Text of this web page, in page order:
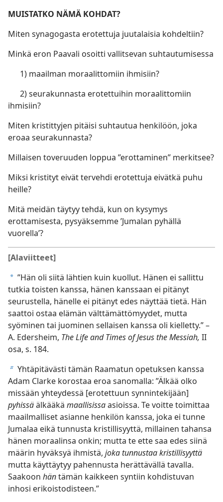
MUISTATKO NÄMÄ KOHDAT?
Miten synagogasta erotettuja juutalaisia kohdeltiin?
Minkä eron Paavali osoitti vallitsevan suhtautumisessa
1) maailman moraalittomiin ihmisiin?
2) seurakunnasta erotettuihin moraalittomiin
ihmisiin?
Miten kristittyjen pitäisi suhtautua henkilöön, joka
eroaa seurakunnasta?
Millaisen toveruuden loppua ”erottaminen” merkitsee?
Miksi kristityt eivät tervehdi erotettuja eivätkä puhu
heille?
Mitä meidän täytyy tehdä, kun on kysymys
erottamisesta, pysyäksemme ’Jumalan pyhällä
vuorella’?
[Alaviitteet]
a ”Hän oli siitä lähtien kuin kuollut. Hänen ei sallittu
tutkia toisten kanssa, hänen kanssaan ei pitänyt
seurustella, hänelle ei pitänyt edes näyttää tietä. Hän
saattoi ostaa elämän välttämättömyydet, mutta
syöminen tai juominen sellaisen kanssa oli kielletty.” –
A. Edersheim, The Life and Times of Jesus the Messiah, II
osa, s. 184.
b Yhtäpitävästi tämän Raamatun opetuksen kanssa
Adam Clarke korostaa eroa sanomalla: ”Älkää olko
missään yhteydessä [erotettuun synnintekijään]
pyhissäälkääkä maallisissaasioissa. Te voitte toimittaa
maailmalliset asianne henkilön kanssa, joka ei tunne
Jumalaa eikä tunnusta kristillisyyttä, millainen tahansa
hänen moraalinsa onkin; mutta te ette saa edes siinä
määrin hyväksyä ihmistä, joka tunnustaa kristillisyyttä
mutta käyttäytyy pahennusta herättävällä tavalla.
Saakoon häntämän kaikkeen syntiin kohdistuvan
inhosi erikoistodisteen.”